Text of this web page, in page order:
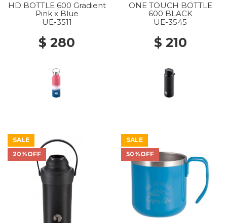
HD BOTTLE 600 Gradient
Pink x Blue
UE-3511
$ 280
ONE TOUCH BOTTLE
600 BLACK
UE-3545
$ 210
SALE
20%OFF
SALE
50%OFF